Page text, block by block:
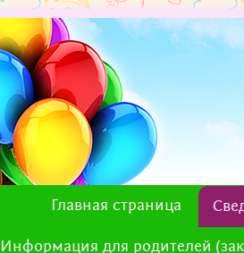
Главная страница
Информация для родителей